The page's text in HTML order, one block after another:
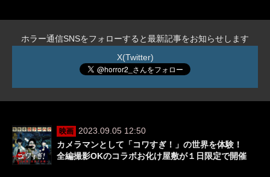
ホラー通信SNSをフォローすると最新記事をお知らせします
X(Twitter)
映画 2023.09.05 12:50
カメラマンとして「コワすぎ！」の世界を体験！
全編撮影OKのコラボお化け屋敷が１日限定で開催